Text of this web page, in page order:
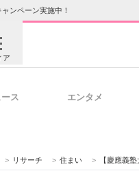
ンペーン実施中！
ア
ス エンタメ
> リサーチ > 住まい > 【慶應義塾大